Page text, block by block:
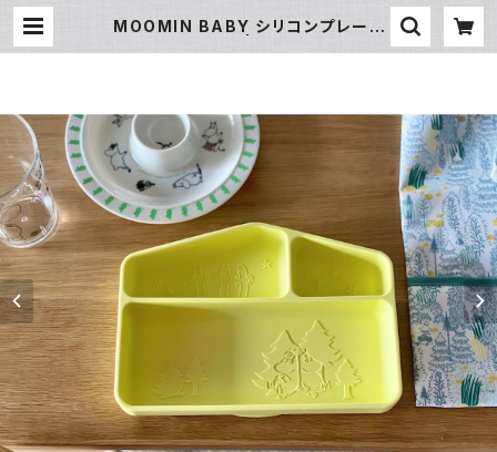
MOOMIN BABY シリコンプレート